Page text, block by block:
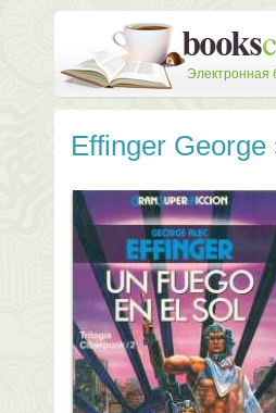
Электронная
Effinger George